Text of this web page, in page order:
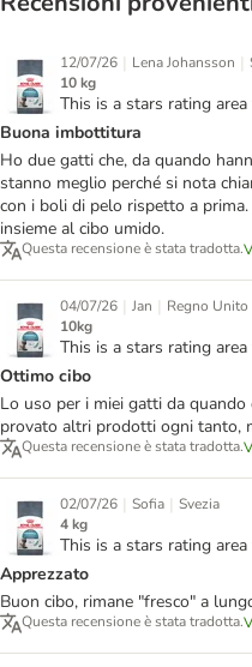
12/07/26 | Lena Johansson |
10 kg
This is a stars rating
Buona imbottitura
Ho due gatti che, da quando
stanno meglio perché si nota
con i boli di pelo rispetto a
insieme al cibo umido.
Questa recensione è stata tradotta.
04/07/26 | Jan | Regno Unito
10kg
This is a stars rating
Ottimo cibo
Lo uso per i miei gatti da
provato altri prodotti ogni tanto,
Questa recensione è stata tradotta.
02/07/26 | Sofia | Svezia
4 kg
This is a stars rating
Apprezzato
Buon cibo, rimane "fresco" a
Questa recensione è stata tradotta.